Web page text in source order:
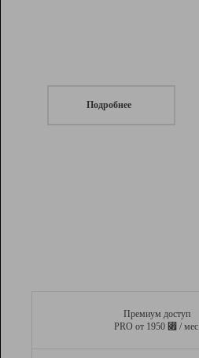
Подробнее
Премиум доступ
PRO от 1950 ⃏ / мес.